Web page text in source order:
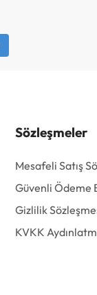
Sözleşmeler
Mesafeli Satış
Güvenli Ödeme
Gizlilik
KVKK